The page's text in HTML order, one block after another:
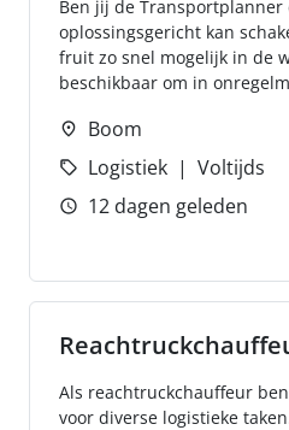
Ben jij de Transportplanner
oplossingsgericht kan
fruit zo snel mogelijk in de
beschikbaar om in
Boom
Logistiek
Voltijds
12 dagen geleden
Als reachtruckchauffeur
voor diverse logistieke